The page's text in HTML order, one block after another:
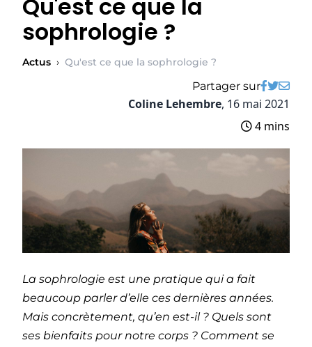
Qu'est ce que la
sophrologie ?
Actus › Qu'est ce que la sophrologie ?
Partager sur
Coline Lehembre, 16 mai 2021
4 mins
La sophrologie est une pratique qui a fait
beaucoup parler d’elle ces dernières années.
Mais concrètement, qu’en est-il ? Quels sont
ses bienfaits pour notre corps ? Comment se